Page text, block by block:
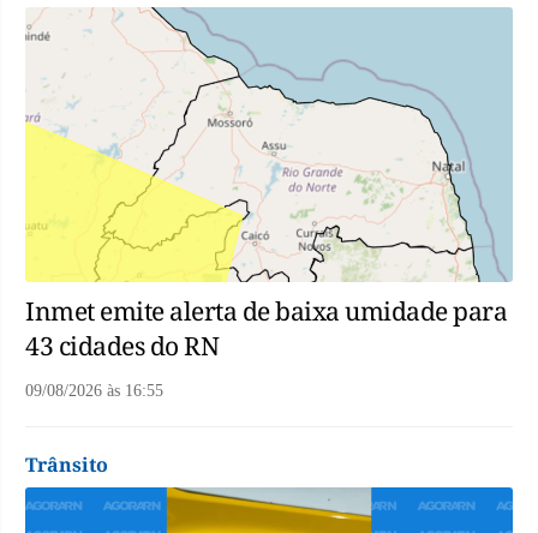
Inmet emite alerta de baixa umidade para
43 cidades do RN
09/08/2026 às 16:55
Trânsito